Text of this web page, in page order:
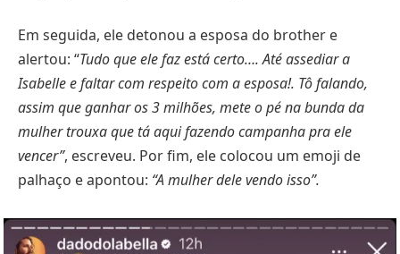
Em seguida, ele detonou a esposa do brother e
alertou: “Tudo que ele faz está certo…. Até assediar a
Isabelle e faltar com respeito com a esposa!. Tô falando,
assim que ganhar os 3 milhões, mete o pé na bunda da
mulher trouxa que tá aqui fazendo campanha pra ele
vencer”, escreveu. Por fim, ele colocou um emoji de
palhaço e apontou: “A mulher dele vendo isso”.